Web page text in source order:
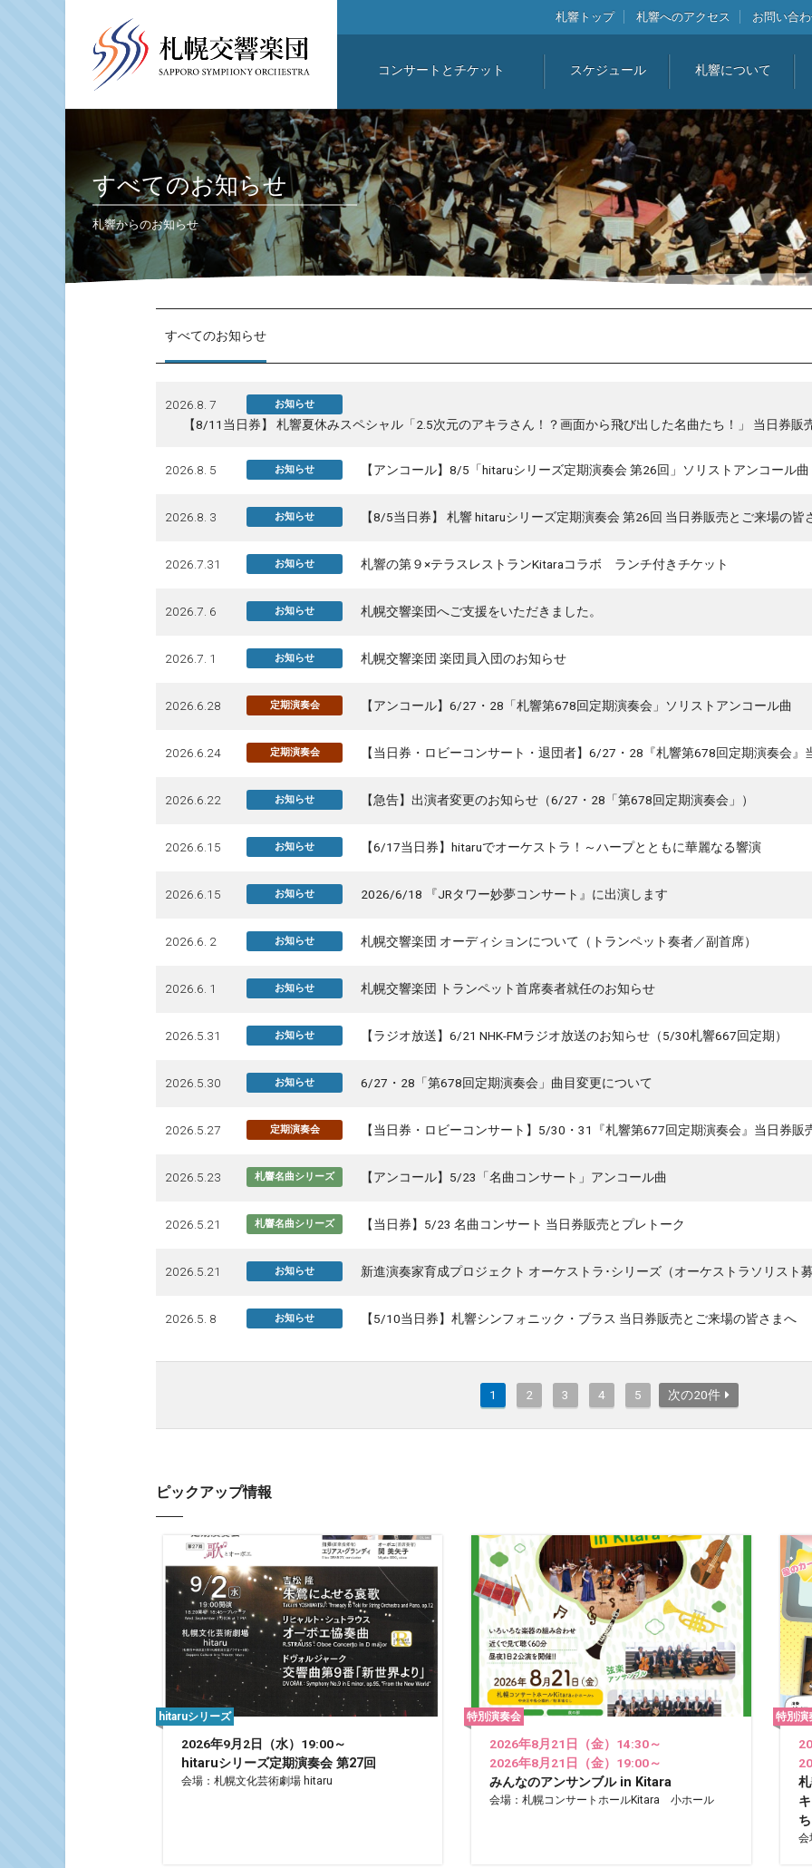
札響トップ 札響へのアクセス お問い合
コンサートとチケット スケジュール 札響について
すべてのお知らせ
札響からのお知らせ
すべてのお知らせ
2026.8. 7 お知らせ
【8/11当日券】 札響夏休みスペシャル「2.5次元のアキラさん！？画面から飛び出した名曲たち！」 当日券販
2026.8. 5 お知らせ 【アンコール】8/5「hitaruシリーズ定期演奏会 第26回」ソリストアンコール曲
2026.8. 3 お知らせ 【8/5当日券】 札響 hitaruシリーズ定期演奏会 第26回 当日券販売とご来場の皆
2026.7.31 お知らせ 札響の第９×テラスレストランKitaraコラボ ランチ付きチケット
2026.7. 6 お知らせ 札幌交響楽団へご支援をいただきました。
2026.7. 1 お知らせ 札幌交響楽団 楽団員入団のお知らせ
2026.6.28 定期演奏会 【アンコール】6/27・28「札響第678回定期演奏会」ソリストアンコール曲
2026.6.24 定期演奏会 【当日券・ロビーコンサート・退団者】6/27・28『札響第678回定期演奏会
2026.6.22 お知らせ 【急告】出演者変更のお知らせ（6/27・28「第678回定期演奏会」）
2026.6.15 お知らせ 【6/17当日券】hitaruでオーケストラ！～ハープとともに華麗なる響演
2026.6.15 お知らせ 2026/6/18 『JRタワー妙夢コンサート』に出演します
2026.6. 2 お知らせ 札幌交響楽団 オーディションについて（トランペット奏者／副首席）
2026.6. 1 お知らせ 札幌交響楽団 トランペット首席奏者就任のお知らせ
2026.5.31 お知らせ 【ラジオ放送】6/21 NHK-FMラジオ放送のお知らせ（5/30札響667回定期）
2026.5.30 お知らせ 6/27・28「第678回定期演奏会」曲目変更について
2026.5.27 定期演奏会 【当日券・ロビーコンサート】5/30・31『札響第677回定期演奏会』当日券販
2026.5.23 札響名曲シリーズ 【アンコール】5/23「名曲コンサート」アンコール曲
2026.5.21 札響名曲シリーズ 【当日券】5/23 名曲コンサート 当日券販売とプレトーク
2026.5.21 お知らせ 新進演奏家育成プロジェクト オーケストラ･シリーズ（オーケストラソリスト
2026.5. 8 お知らせ 【5/10当日券】札響シンフォニック・ブラス 当日券販売とご来場の皆さまへ
1 2 3 4 5 次の20件
ピックアップ情報
2026年9月2日（水）19:00～
hitaruシリーズ定期演奏会 第27回
会場：札幌文化芸術劇場 hitaru
hitaruシリーズ
2026年8月21日（金）14:30～
2026年8月21日（金）19:00～
みんなのアンサンブル in Kitara
会場：札幌コンサートホールKitara 小ホール
特別演奏会
会
特別演